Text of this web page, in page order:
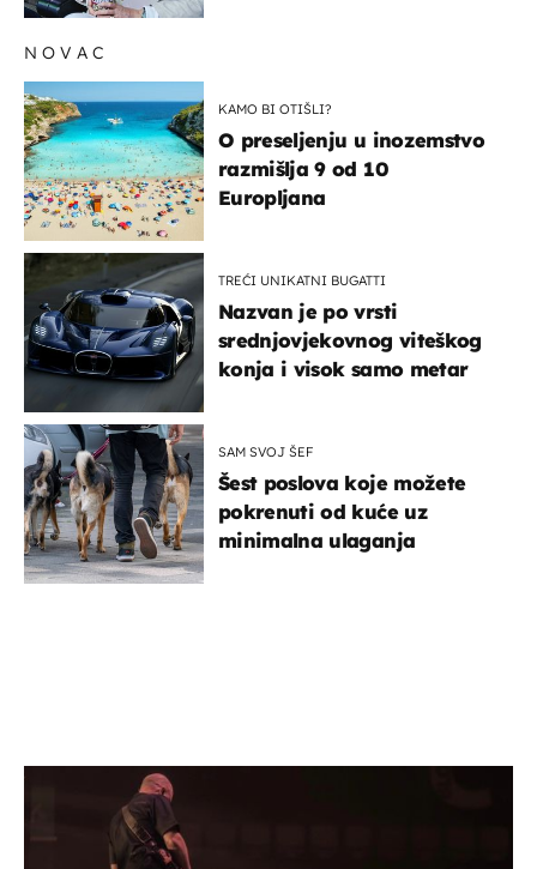
NOVAC
KAMO BI OTIŠLI?
O preseljenju u inozemstvo
razmišlja 9 od 10
Europljana
TREĆI UNIKATNI BUGATTI
Nazvan je po vrsti
srednjovjekovnog viteškog
konja i visok samo metar
SAM SVOJ ŠEF
Šest poslova koje možete
pokrenuti od kuće uz
minimalna ulaganja